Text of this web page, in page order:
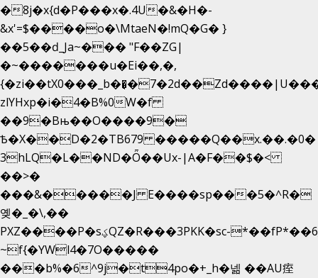
�8j�x{d�P���x�.4U�&�H�-
&x'=$����o�\MtaeN�!mQ�G� }
��5��ԁ_Ja~��� "F��ZG|
�~�������u�Ei��,�,
zlYHxp�i�4�B%0W�f
��9�Bњ��O����9�
Ѣ�X��D�2�TB679 �����Q��x.��.�0�
3hLQ�L��ND�Ȫ��Ux-|A�F��$�<
��>�
���&�����J E����sp���5�^R�
옞�_�\,��
PXZ����P�sؼQZ�R���3PKK�sc-*��fP*��6_̦Q���H�hl��a��j��dӤ�ܥ�Ք�7�)S�_3y��@�n-
~f{�YWl4�7O�����
���b%�6^9j�t4po�+_h�넮 ��AU痓